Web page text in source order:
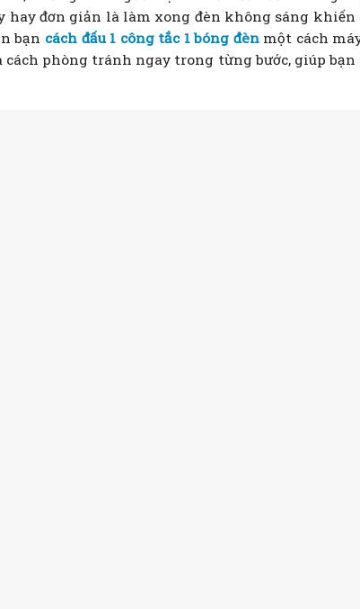
hay đơn giản là làm xong đèn không sáng
bạn cách đấu 1 công tắc 1 bóng đènmột cách
phòng tránh ngay trong từng bước, giúp